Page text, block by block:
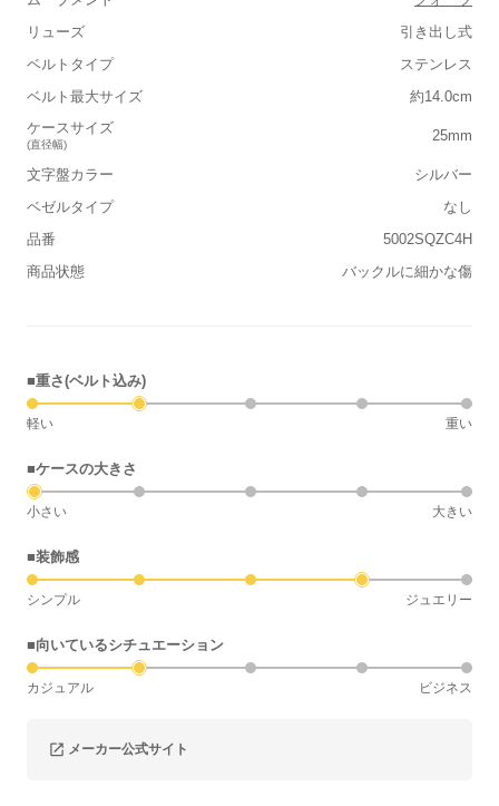
リューズ
引き出し式
ベルトタイプ
ステンレス
ベルト最大サイズ
約14.0cm
ケースサイズ
(直径幅)
25mm
文字盤カラー
シルバー
ベゼルタイプ
なし
品番
5002SQZC4H
商品状態
バックルに細かな傷
■重さ(ベルト込み)
軽い 重い
■ケースの大きさ
小さい 大きい
■装飾感
シンプル ジュエリー
■向いているシチュエーション
カジュアル ビジネス
メーカー公式サイト